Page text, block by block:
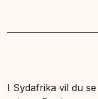
I Sydafrika vil du